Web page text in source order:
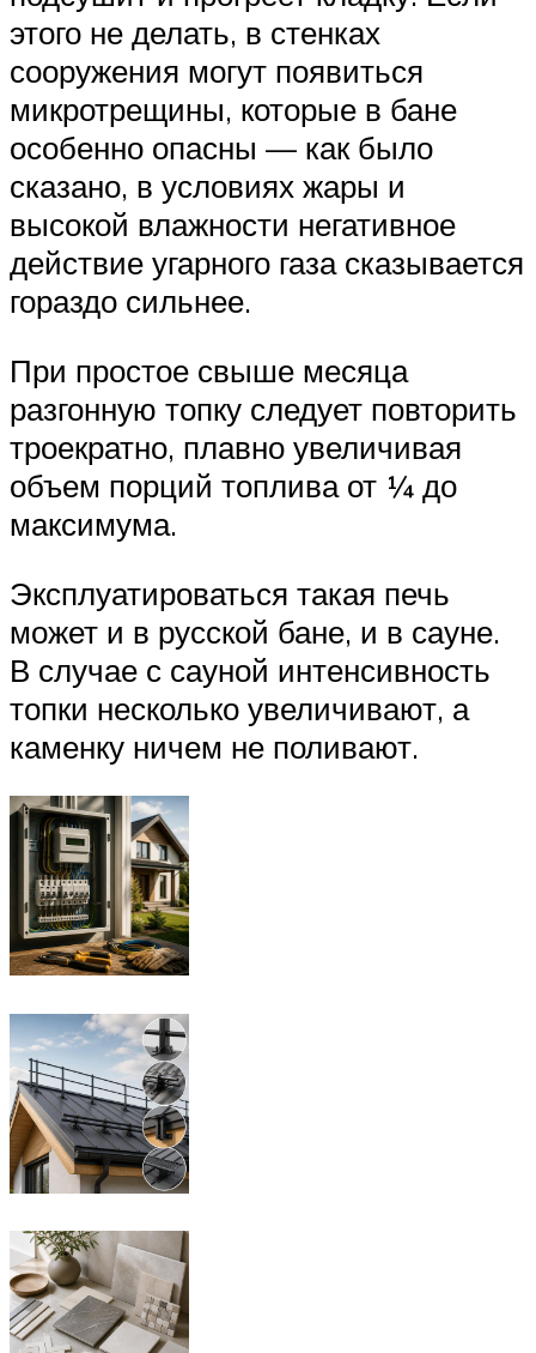
этого не делать, в стенках
сооружения могут появиться
микротрещины, которые в бане
особенно опасны — как было
сказано, в условиях жары и
высокой влажности негативное
действие угарного газа сказывается
гораздо сильнее.
При простое свыше месяца
разгонную топку следует повторить
троекратно, плавно увеличивая
объем порций топлива от ¼ до
максимума.
Эксплуатироваться такая печь
может и в русской бане, и в сауне.
В случае с сауной интенсивность
топки несколько увеличивают, а
каменку ничем не поливают.